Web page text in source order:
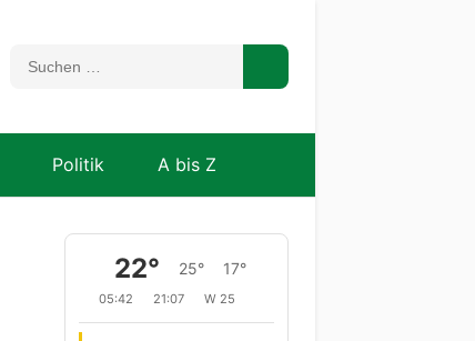
Politik A bis Z
22° 25° 17°
05:42 21:07 W 25